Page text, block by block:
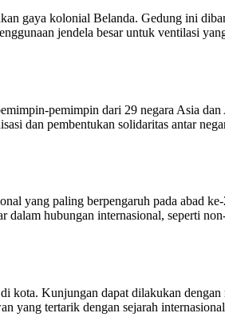
gaya kolonial Belanda. Gedung ini
jendela besar untuk ventilasi
pemimpin dari 29 negara Asia
dan pembentukan solidaritas antar
yang paling berpengaruh pada abad
hubungan internasional, seperti
Kunjungan dapat dilakukan dengan
tertarik dengan sejarah